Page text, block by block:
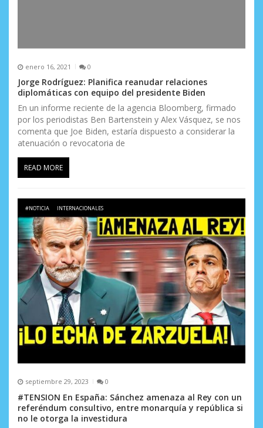
enero 16, 2021 0
Jorge Rodríguez: Planifica reanudar relaciones
diplomáticas con equipo del presidente Biden
En un informe reciente de la agencia Bloomberg, firmado
por los periodistas Ben Bartenstein y Alex Vásquez, se nos
comenta que Joe Biden, estaría dispuesto a considerar la
atenuación o revocatoria de
READ MORE
#NOTICIA INTERNACIONALES
septiembre 29, 2023 0
#TENSION En España: Sánchez amenaza al Rey con un
referéndum consultivo, entre monarquía y república si
no le otorga la investidura